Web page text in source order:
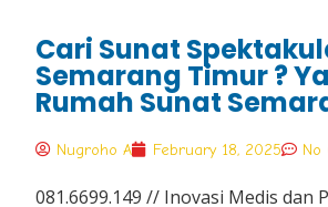
Cari Sunat
Semarang Timur ?
Rumah Sunat
Nugroho A February 18, 2025 No
081.6699.149 // Inovasi Medis dan